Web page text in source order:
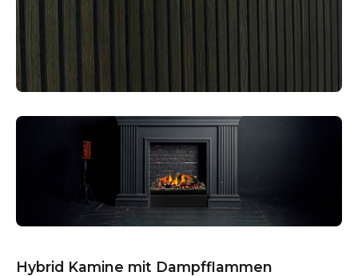
Hybrid Kamine mit Dampfflammen